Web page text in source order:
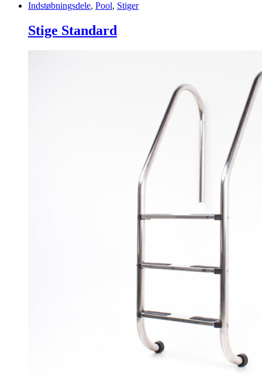
FX8
Indstøbningsdele, Pool, Stiger
Stige Standard